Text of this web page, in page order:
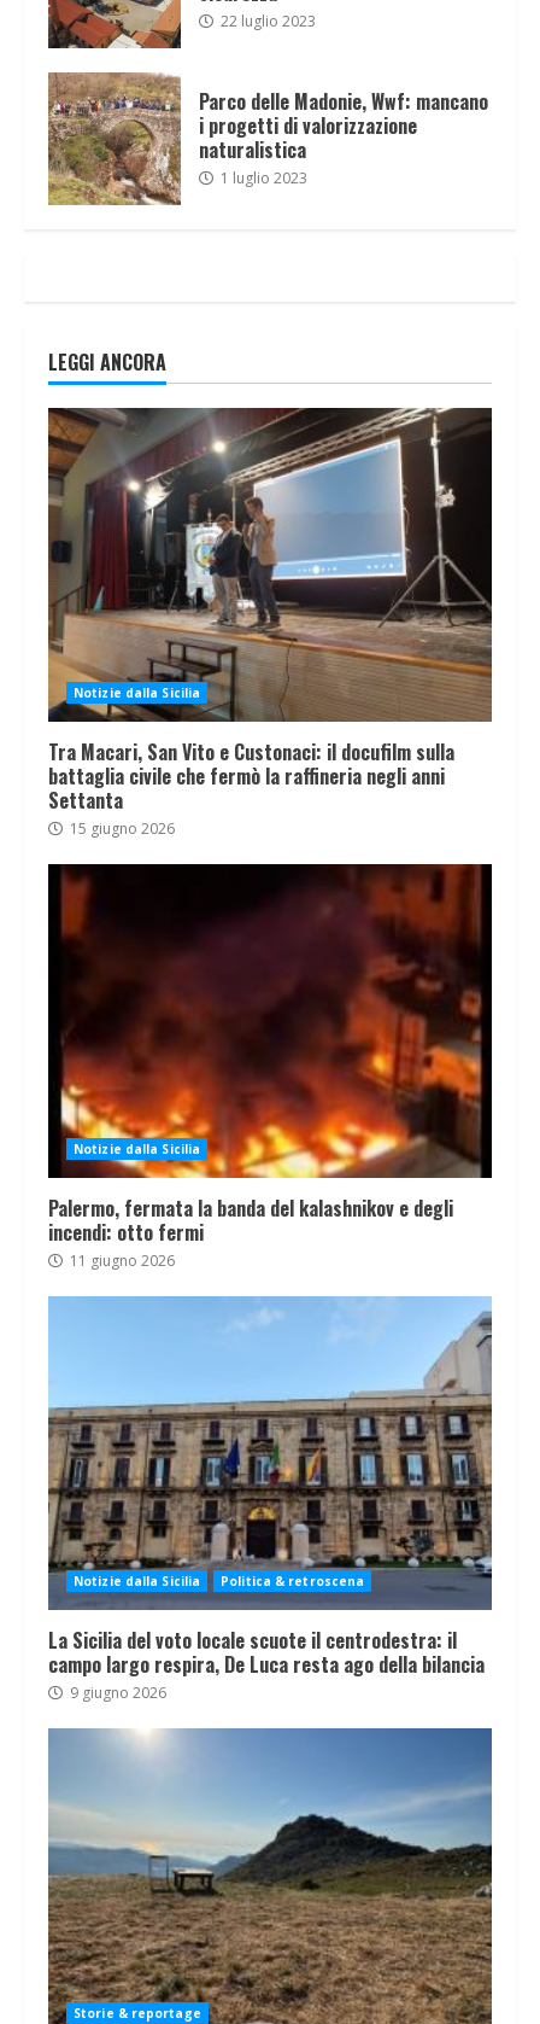
22 luglio 2023
Parco delle Madonie, Wwf: mancano
i progetti di valorizzazione
naturalistica
1 luglio 2023
LEGGI ANCORA
Notizie dalla Sicilia
Tra Macari, San Vito e Custonaci: il docufilm sulla
battaglia civile che fermò la raffineria negli anni
Settanta
15 giugno 2026
Notizie dalla Sicilia
Palermo, fermata la banda del kalashnikov e degli
incendi: otto fermi
11 giugno 2026
Notizie dalla Sicilia Politica & retroscena
La Sicilia del voto locale scuote il centrodestra: il
campo largo respira, De Luca resta ago della bilancia
9 giugno 2026
Storie & reportage